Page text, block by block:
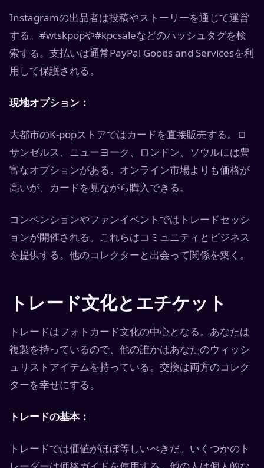
Instagramの出品者は投稿やストーリーを通じて運営
する。#wtskpopや#kpcsaleなどのハッシュタグを検
索する。支払いは通常PayPal Goods and Servicesを利
用して保護される。
現地オプション：
大都市のK-popストアではカードを直接販売する。ロ
サンゼルス、ニューヨーク、ロンドン、ソウルには豊
富なオプションがある。オンライン市場よりも価格が
高いが、カードを見ながら購入できる。
コンベンションやファンイベントではトレードセッシ
ョンが開催される。これらはコミュニティとビジネス
を提供する。他のコレクターと出会って関係を築く。
トレード文化とエチケット
トレードはフォトカード文化の中心となる。あなたは
複製を持っているので、他の誰かはあなたのウィッシ
ュリストアイテムを持っている。交換は両方のコレク
ターを幸せにする。
トレードの基本：
トレードでは価値がほぼ等しいべきだ。いくつかのト